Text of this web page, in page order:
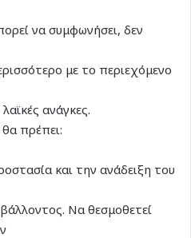
να συμφωνήσει, δεν
με το περιεχόμενο
ανάγκες.
πρέπει:
και την ανάδειξη του
Να θεσμοθετεί